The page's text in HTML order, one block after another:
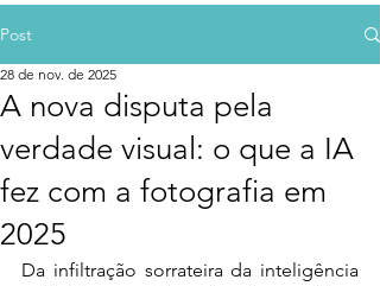
Post
A nova disputa pela
verdade visual: o que a IA
fez com a fotografia em
2025
28 de nov. de 2025
Da infiltração sorrateira da inteligência